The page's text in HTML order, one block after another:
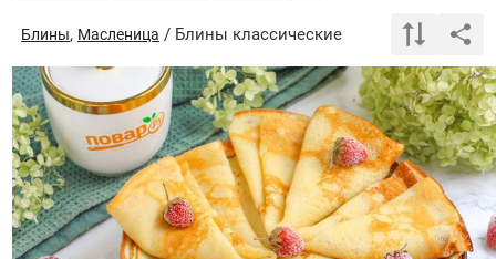
Блины, Масленица / Блины классические